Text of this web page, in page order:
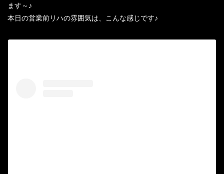
ます～♪
本日の営業前リハの雰囲気は、こんな感じです♪